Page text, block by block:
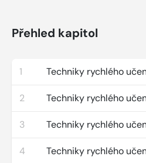
Přehled kapitol
1 Techniky rychlého
2 Techniky rychlého
3 Techniky rychlého
4 Techniky rychlého